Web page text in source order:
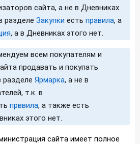
сайта, а не в Дневниках
разделе Закупки есть правила, а
, а в Дневниках этого нет.
всем покупателям и
продавать и покупать
разделе Ярмарка, а не в
т.к. в
прввила, а также есть
этого нет.
сайта имеет полное